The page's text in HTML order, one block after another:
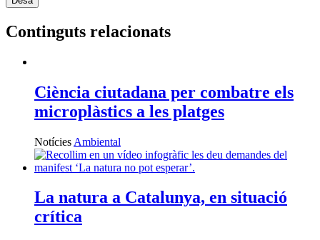
Continguts relacionats
Ciència ciutadana per combatre els
microplàstics a les platges
Notícies Ambiental
La natura a Catalunya, en situació
crítica